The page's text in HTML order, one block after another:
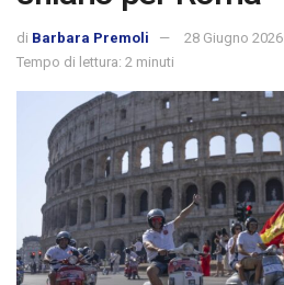
di Barbara Premoli
28 Giugno 2026
Tempo di lettura: 2 minuti